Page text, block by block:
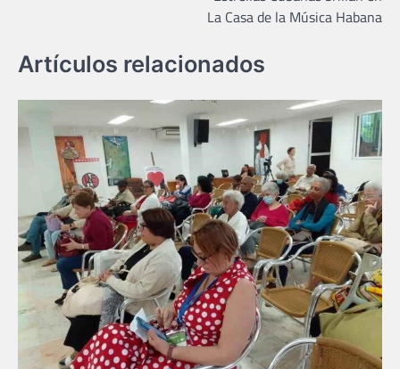
La Casa de la Música Habana
Artículos relacionados